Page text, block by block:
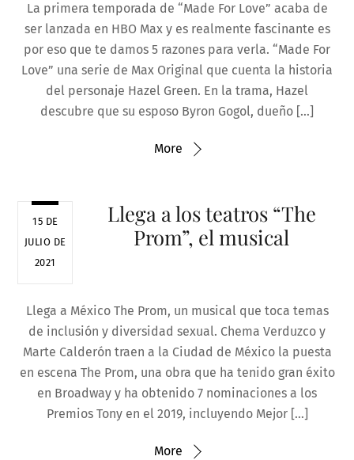
La primera temporada de “Made For Love” acaba de
ser lanzada en HBO Max y es realmente fascinante es
por eso que te damos 5 razones para verla. “Made For
Love” una serie de Max Original que cuenta la historia
del personaje Hazel Green. En la trama, Hazel
descubre que su esposo Byron Gogol, dueño […]
More
15 DE
JULIO DE
2021
Llega a los teatros “The
Prom”, el musical
Llega a México The Prom, un musical que toca temas
de inclusión y diversidad sexual. Chema Verduzco y
Marte Calderón traen a la Ciudad de México la puesta
en escena The Prom, una obra que ha tenido gran éxito
en Broadway y ha obtenido 7 nominaciones a los
Premios Tony en el 2019, incluyendo Mejor […]
More